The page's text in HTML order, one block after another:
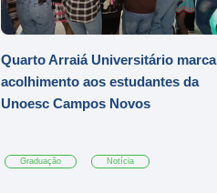
Quarto Arraiá Universitário marca
acolhimento aos estudantes da
Unoesc Campos Novos
Graduação Notícia